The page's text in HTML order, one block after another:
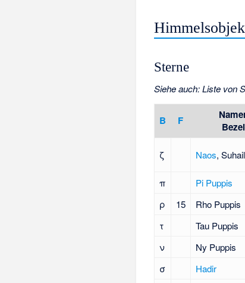
Sterne
Siehe auch:Liste von
B F
ζ Naos,
π Pi Puppis
ρ
15 Rho Puppis
τ
Tau Puppis
ν
Ny Puppis
σ
Hadir